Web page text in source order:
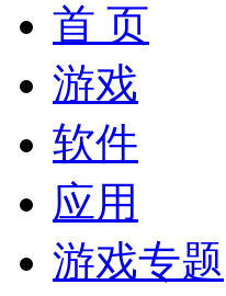
首 页
游戏
软件
应用
游戏专题